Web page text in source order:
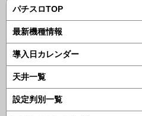
パチスロTOP
最新機種情報
導入日カレンダー
天井一覧
設定判別一覧